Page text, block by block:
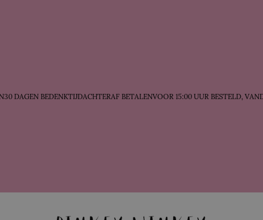
DAGEN BEDENKTIJDACHTERAF BETALENVOOR 15:00 UUR BESTELD,